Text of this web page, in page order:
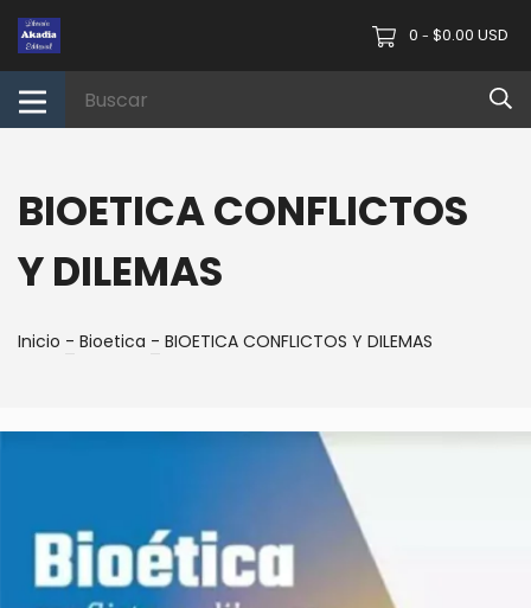
0 - $0.00 USD
BIOETICA CONFLICTOS
Y DILEMAS
Inicio - Bioetica - BIOETICA CONFLICTOS Y DILEMAS